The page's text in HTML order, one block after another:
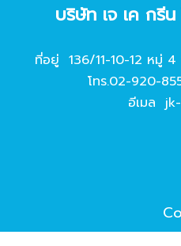
บริษัท เจ เค กรี
ที่อยู่ 136/11-10-12 หมู่ 4
โทร.02-920-
อีเมล